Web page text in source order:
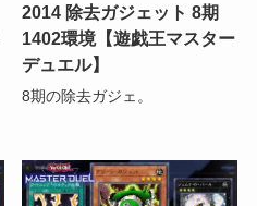
2014 除去ガジェット 8期
1402環境【遊戯王マスター
デュエル】
8期の除去ガジェ。